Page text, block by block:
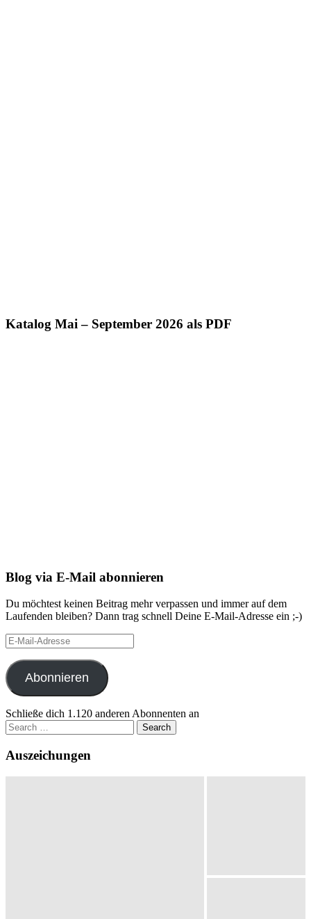
Katalog Mai – September 2026 als PDF
Blog via E-Mail abonnieren
Du möchtest keinen Beitrag mehr verpassen und immer auf dem
Laufenden bleiben? Dann trag schnell Deine E-Mail-Adresse ein ;-)
E-
Mail-
Adresse
Abonnieren
Schließe dich 1.120 anderen Abonnenten an
Search
for:
Auszeichungen